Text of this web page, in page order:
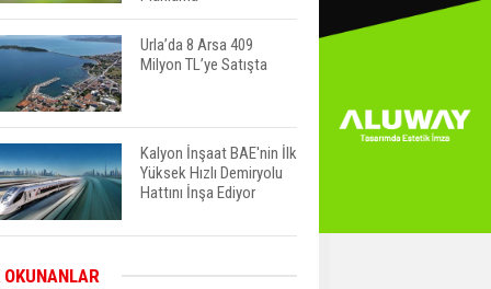
Urla’da 8 Arsa 409
Milyon TL’ye Satışta
Kalyon İnşaat BAE'nin İlk
Yüksek Hızlı Demiryolu
Hattını İnşa Ediyor
OKUNANLAR